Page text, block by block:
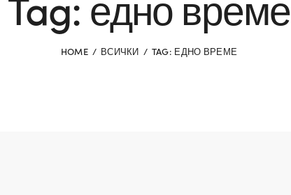
HOME ВСИЧКИ TAG: ЕДНО ВРЕМЕ